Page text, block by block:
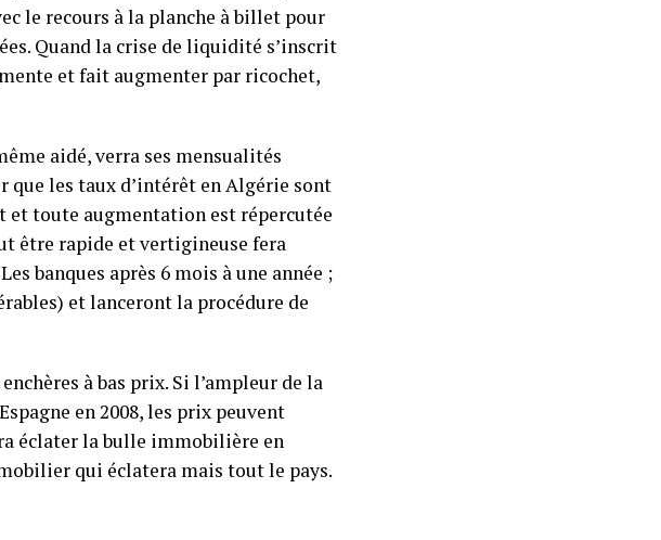
le recours à la planche à billet pour
Quand la crise de liquidité s’inscrit
et fait augmenter par ricochet,
aidé, verra ses mensualités
les taux d’intérêt en Algérie sont
et toute augmentation est répercutée
être rapide et vertigineuse fera
banques après 6 mois à une année ;
et lanceront la procédure de
à bas prix. Si l’ampleur de la
en 2008, les prix peuvent
éclater la bulle immobilière en
qui éclatera mais tout le pays.